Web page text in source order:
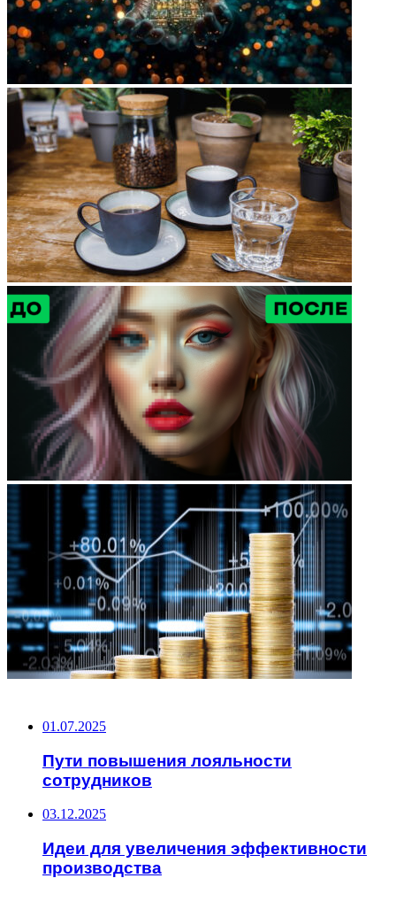
01.07.2025
Пути повышения лояльности
сотрудников
03.12.2025
Идеи для увеличения эффективности
производства